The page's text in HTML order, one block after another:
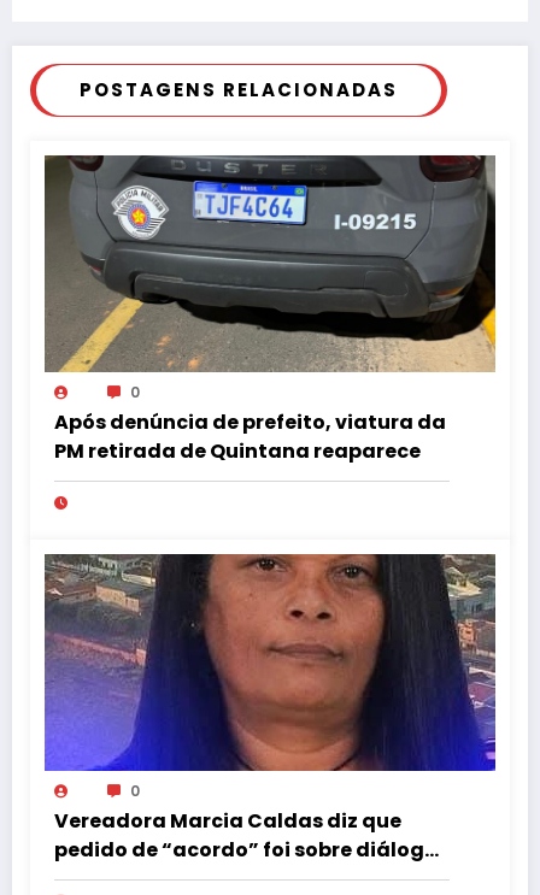
POSTAGENS RELACIONADAS
0
Após denúncia de prefeito, viatura da
PM retirada de Quintana reaparece
0
Vereadora Marcia Caldas diz que
pedido de “acordo” foi sobre diálogo
institucional